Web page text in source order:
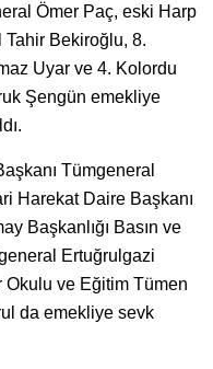
Ömer Paç, eski Harp
Bekiroğlu, 8.
Uyar ve 4. Kolordu
Şengün emekliye
Tümgeneral
Harekat Daire Başkanı
Başkanlığı Basın ve
Ertuğrulgazi
Okulu ve Eğitim Tümen
da emekliye sevk